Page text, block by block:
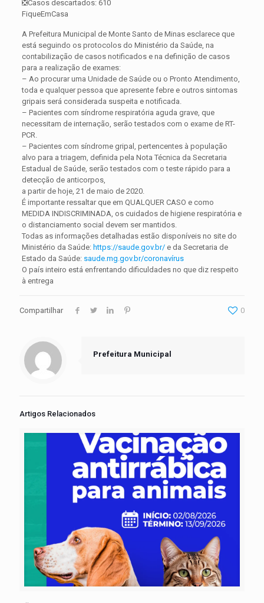
❎Casos descartados: 610
FiqueEmCasa
A Prefeitura Municipal de Monte Santo de Minas esclarece que
está seguindo os protocolos do Ministério da Saúde, na
contabilização de casos notificados e na definição de casos
para a realização de exames:
– Ao procurar uma Unidade de Saúde ou o Pronto Atendimento,
toda e qualquer pessoa que apresente febre e outros sintomas
gripais será considerada suspeita e notificada.
– Pacientes com síndrome respiratória aguda grave, que
necessitam de internação, serão testados com o exame de RT-
PCR.
– Pacientes com síndrome gripal, pertencentes à população
alvo para a triagem, definida pela Nota Técnica da Secretaria
Estadual de Saúde, serão testados com o teste rápido para a
detecção de anticorpos,
a partir de hoje, 21 de maio de 2020.
É importante ressaltar que em QUALQUER CASO e como
MEDIDA INDISCRIMINADA, os cuidados de higiene respiratória e
o distanciamento social devem ser mantidos.
Todas as informações detalhadas estão disponíveis no site do
Ministério da Saúde: https://saude.gov.br/e da Secretaria de
Estado da Saúde: saude.mg.gov.br/coronavírus
O país inteiro está enfrentando dificuldades no que diz respeito
à entrega
Compartilhar 0
Prefeitura Municipal
Artigos Relacionados